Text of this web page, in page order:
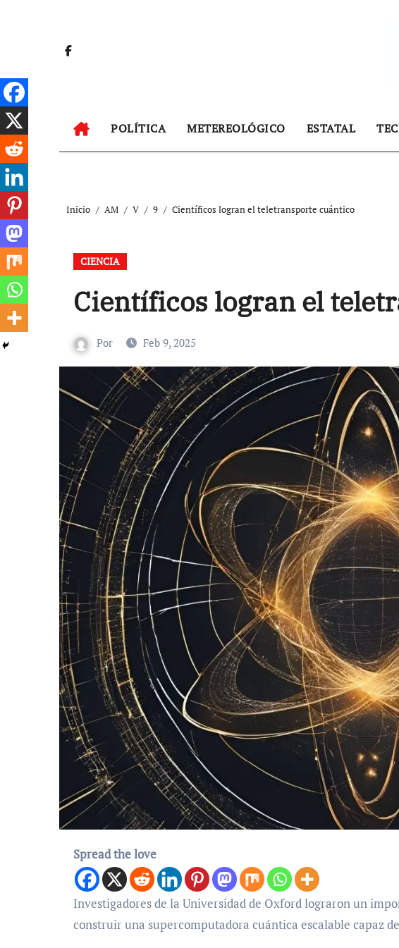
POLÍTICA METEREOLÓGICO ESTATAL
Inicio AM V 9 Científicos logran el teletransporte cuántico
CIENCIA
Científicos logran el
Por Feb 9, 2025
Spread the love
Investigadores de la Universidad de Oxford lograron un importante hito en la computación cuántica al
construir una supercomputadora cuántica escalable capaz